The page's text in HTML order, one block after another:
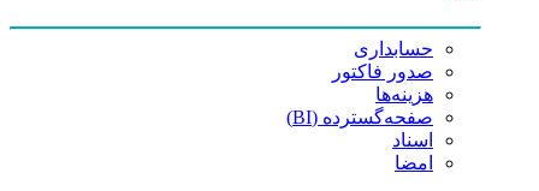
حسابداری
صدور فاکتور
هزینه‌ها
صفحه‌گسترده (BI)
اسناد
امضا